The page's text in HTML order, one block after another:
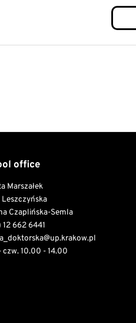
office
Marszałek
Leszczyńska
Czaplińska-Semla
662 6441
czw. 10.00 - 14.00